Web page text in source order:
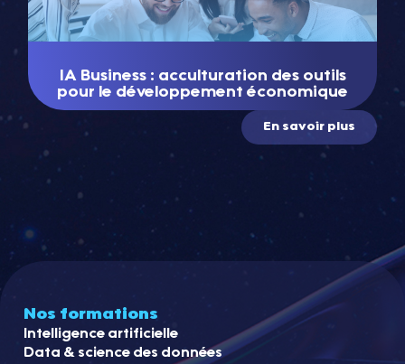
IA Business : acculturation des outils
pour le développement économique
En savoir plus
Nos formations
Intelligence artificielle
Data & science des données